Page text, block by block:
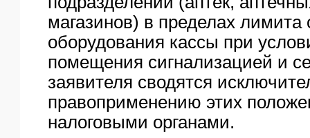
магазинов) в пределах лимита
оборудования кассы при
помещения сигнализацией и
заявителя сводятся
правоприменению этих
налоговыми органами.